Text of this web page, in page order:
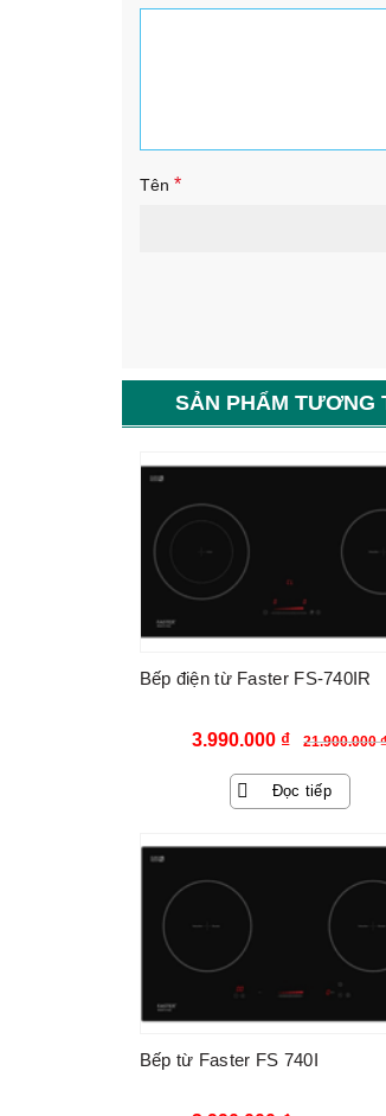
Tên *
SẢN PHẨM TƯƠNG
Bếp điện từ Faster FS-740IR
21.900.000₫
Giá
gốc
là:
21.900.000 ₫.
3.990.000 ₫
Giá
hiện
tại
là:
3.990.000
Đọc tiếp
Bếp từ Faster FS 740I